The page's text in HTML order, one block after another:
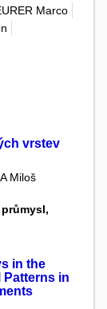
Marco
vrstev
Miloš
in the
Patterns in